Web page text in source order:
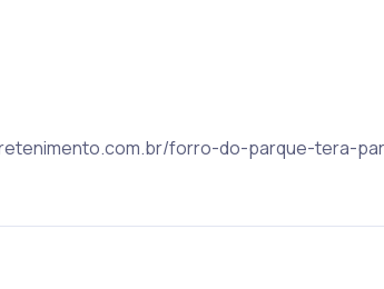
forro-do-parque-tera-